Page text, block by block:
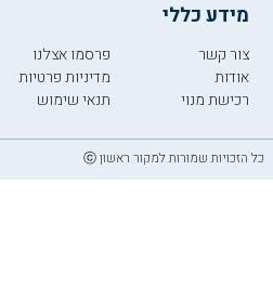
מידע כללי
צור קשר
אודות
רכישת מנוי
פרסמו אצלנו
מדיניות פרטיות
תנאי שימוש
כל הזכויות שמורות למקור ראשון ⓒ